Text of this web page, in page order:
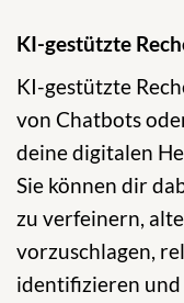
KI-gestützte
KI-gestützte
von Chatbots
deine digitalen
Sie können dir
zu verfeinern,
vorzuschlagen,
identifizieren